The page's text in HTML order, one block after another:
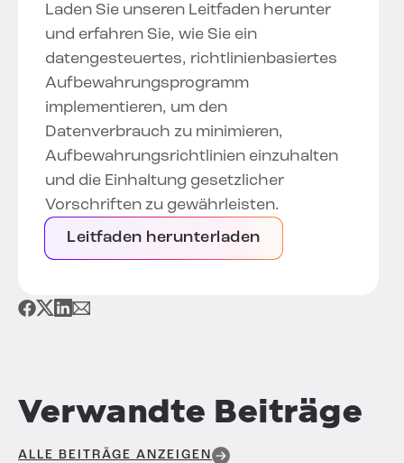
Laden Sie unseren Leitfaden herunter
und erfahren Sie, wie Sie ein
datengesteuertes, richtlinienbasiertes
Aufbewahrungsprogramm
implementieren, um den
Datenverbrauch zu minimieren,
Aufbewahrungsrichtlinien einzuhalten
und die Einhaltung gesetzlicher
Vorschriften zu gewährleisten.
Leitfaden herunterladen
Verwandte Beiträge
ALLE BEITRÄGE ANZEIGEN